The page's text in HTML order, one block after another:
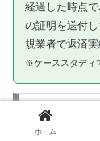
経過した時点
の証明を送付
規業者で返済
※ケーススタディ
③ キャネ
道〜九州
ホーム